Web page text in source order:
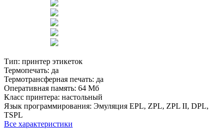
Тип: принтер этикеток
Термопечать: да
Термотрансферная печать: да
Оперативная память: 64 Мб
Класс принтера: настольный
Язык программирования: Эмуляция EPL, ZPL, ZPL II, DPL,
TSPL
Все характеристики